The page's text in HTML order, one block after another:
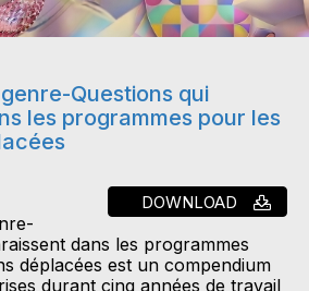
Questions qui
les programmes pour les
DOWNLOAD
dans les programmes
déplacées est un compendium
durant cinq années de travail